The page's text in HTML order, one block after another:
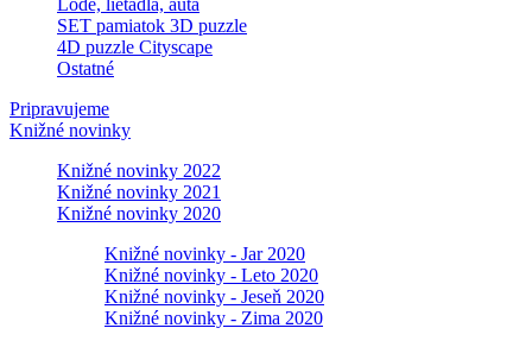
Lode, lietadlá, autá
SET pamiatok 3D puzzle
4D puzzle Cityscape
Ostatné
Pripravujeme
Knižné novinky
Knižné novinky 2022
Knižné novinky 2021
Knižné novinky 2020
Knižné novinky - Jar 2020
Knižné novinky - Leto 2020
Knižné novinky - Jeseň 2020
Knižné novinky - Zima 2020